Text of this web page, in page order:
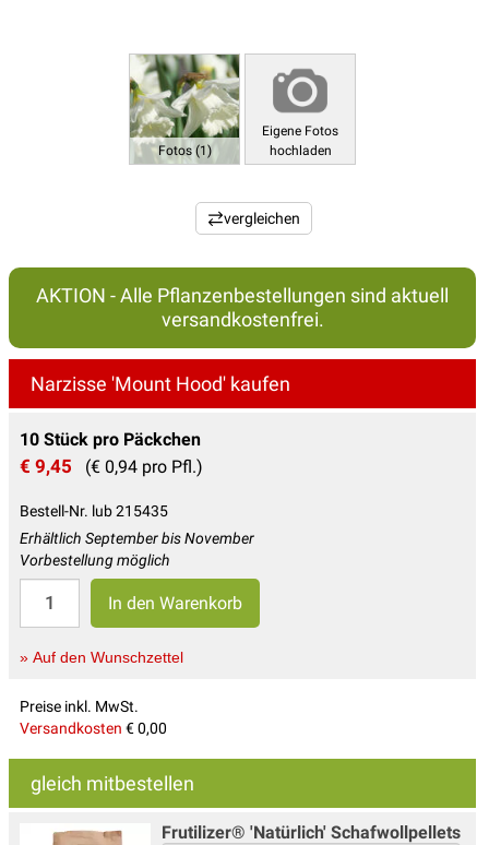
Fotos (1)
Eigene Fotos
hochladen
vergleichen
AKTION - Alle Pflanzenbestellungen sind aktuell
versandkostenfrei.
Narzisse 'Mount Hood' kaufen
10 Stück pro Päckchen
€ 9,45 (€ 0,94 pro Pfl.)
Bestell-Nr. lub 215435
Erhältlich September bis November
Vorbestellung möglich
» Auf den Wunschzettel
Preise inkl. MwSt.
Versandkosten € 0,00
gleich mitbestellen
Frutilizer® 'Natürlich' Schafwollpellets